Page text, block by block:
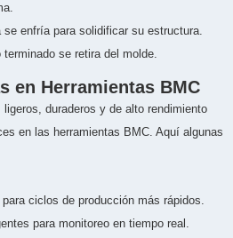
se enfría para solidificar su estructura.
terminado se retira del molde.
en Herramientas BMC
duraderos y de alto rendimiento
en las herramientas BMC. Aquí algunas
ciclos de producción más rápidos.
para monitoreo en tiempo real.